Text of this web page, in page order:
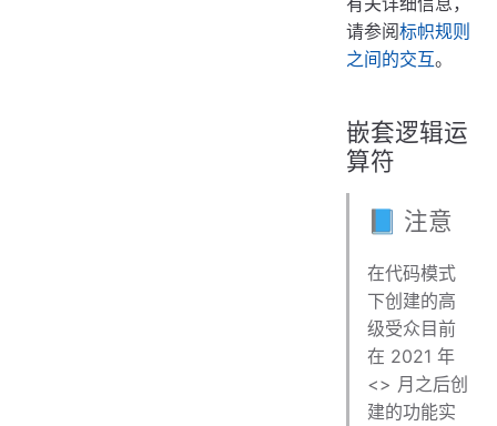
请参阅标帜规则
之间的交互。
嵌套逻辑运
算符
📘 注意
在代码模式
下创建的高
级受众目前
在 2021 年
<> 月之后创
建的功能实